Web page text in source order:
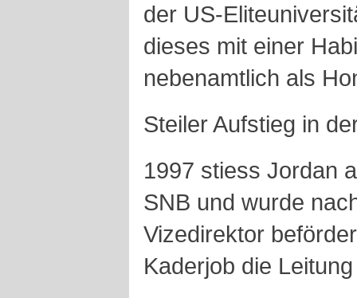
der US-
dieses mit einer
nebenamtlich als
Steiler Aufstieg in
1997 stiess Jordan
SNB und wurde
Vizedirektor
Kaderjob die